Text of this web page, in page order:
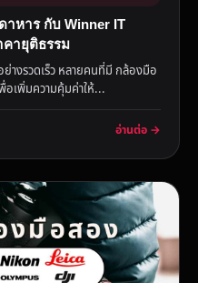
าหาร กับ Winner IT
คายุติธรรม
างรวดเร็ว หลายคนที่มี กล้องมือ
อเพิ่มความคุ้มค่าให้...
อ่านต่อ →